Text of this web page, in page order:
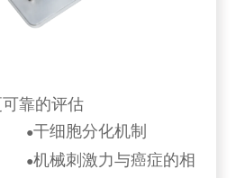
靠的评估
●干细胞分化机制
●机械刺激力与癌症的相